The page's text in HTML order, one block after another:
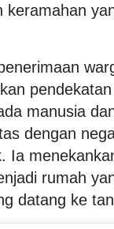
keramahan
manusia
dengan
Ia
rumah
datang ke